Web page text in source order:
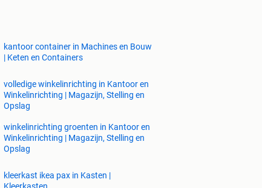
kantoor container in Machines en Bouw
| Keten en Containers
volledige winkelinrichting in Kantoor en
Winkelinrichting | Magazijn, Stelling en
Opslag
winkelinrichting groenten in Kantoor en
Winkelinrichting | Magazijn, Stelling en
Opslag
kleerkast ikea pax in Kasten |
Kleerkasten